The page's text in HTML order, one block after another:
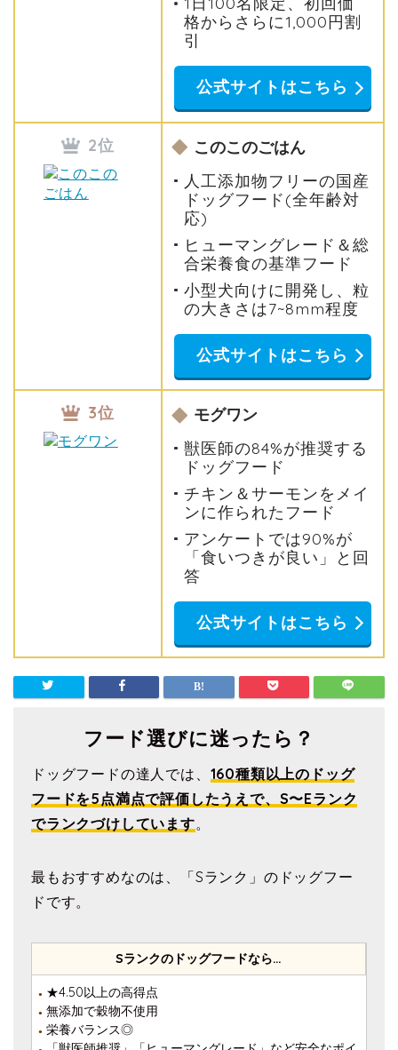
格からさらに1,000円割
引
公式サイトはこちら
2位
このこのごはん
人工添加物フリーの国産
ドッグフード(全年齢対
応)
ヒューマングレード＆総
合栄養食の基準フード
小型犬向けに開発し、粒
の大きさは7~8mm程度
公式サイトはこちら
3位
モグワン
獣医師の84%が推奨する
ドッグフード
チキン＆サーモンをメイ
ンに作られたフード
アンケートでは90%が
「食いつきが良い」と回
答
公式サイトはこちら
フード選びに迷ったら？
ドッグフードの達人では、 160種類以上のドッグ
フードを5点満点で評価したうえで、S〜Eランク
でランクづけしています。
最もおすすめなのは、「Sランク」のドッグフー
ドです。
Sランクのドッグフードなら…
● ★4.50以上の高得点
● 無添加で穀物不使用
● 栄養バランス◎